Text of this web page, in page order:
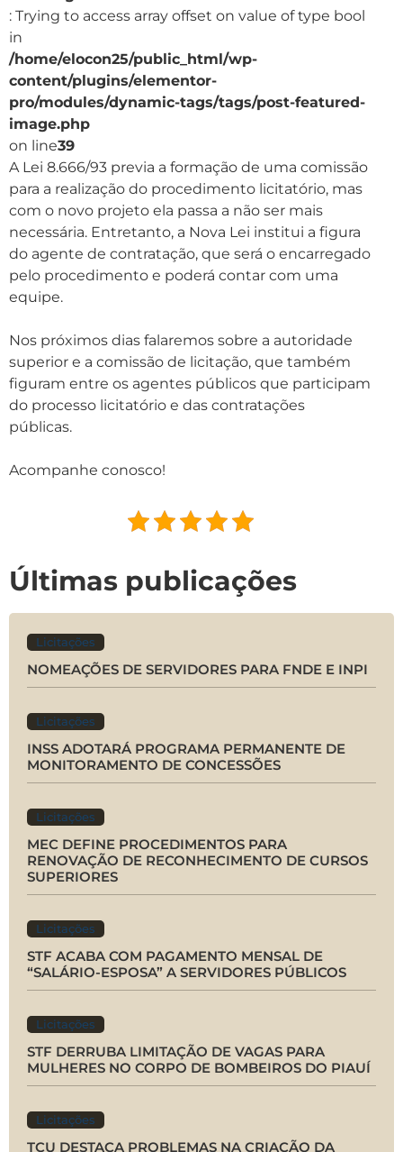
: Trying to access array offset on value of type bool
in
/home/elocon25/public_html/wp-
content/plugins/elementor-
pro/modules/dynamic-tags/tags/post-featured-
image.php
on line39
A Lei 8.666/93 previa a formação de uma comissão
para a realização do procedimento licitatório, mas
com o novo projeto ela passa a não ser mais
necessária. Entretanto, a Nova Lei institui a figura
do agente de contratação, que será o encarregado
pelo procedimento e poderá contar com uma
equipe.⠀
Nos próximos dias falaremos sobre a autoridade
superior e a comissão de licitação, que também
figuram entre os agentes públicos que participam
do processo licitatório e das contratações
públicas.⠀
Acompanhe conosco!
Últimas publicações
Licitações
NOMEAÇÕES DE SERVIDORES PARA FNDE E INPI
Licitações
INSS ADOTARÁ PROGRAMA PERMANENTE DE
MONITORAMENTO DE CONCESSÕES
Licitações
MEC DEFINE PROCEDIMENTOS PARA
RENOVAÇÃO DE RECONHECIMENTO DE CURSOS
SUPERIORES
Licitações
STF ACABA COM PAGAMENTO MENSAL DE
“SALÁRIO-ESPOSA” A SERVIDORES PÚBLICOS
Licitações
STF DERRUBA LIMITAÇÃO DE VAGAS PARA
MULHERES NO CORPO DE BOMBEIROS DO PIAUÍ
Licitações
TCU DESTACA PROBLEMAS NA CRIAÇÃO DA